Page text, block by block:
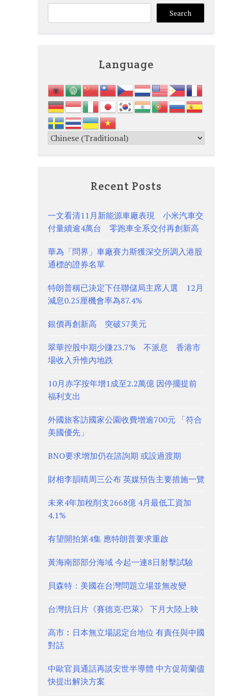
Search
Language
Recent Posts
一文看清11月新能源車廠表現 小米汽車交
付量續逾4萬台 零跑車全系交付再創新高
華為「問界」車廠賽力斯獲深交所調入港股
通標的證券名單
特朗普稱已決定下任聯儲局主席人選 12月
減息0.25厘機會率為87.4%
銀價再創新高 突破57美元
翠華控股中期少賺23.7% 不派息 香港市
場收入升惟內地跌
10月赤字按年增1成至2.2萬億 因停擺提前
福利支出
外國旅客訪國家公園收費增逾700元 「符合
美國優先」
BNO要求增加仍在諮詢期 或設過渡期
財相李韻晴周三公布 英媒預告主要措施一覽
未來4年加稅削支2668億 4月最低工資加
4.1%
有望開拍第4集 應特朗普要求重啟
黃海南部部分海域 今起一連8日射擊試驗
貝森特：美國在台灣問題立場並無改變
台灣抗日片《賽德克·巴萊》 下月大陸上映
高市︰日本無立場認定台地位 有責任與中國
對話
中歐官員通話再談安世半導體 中方促荷蘭儘
快提出解決方案